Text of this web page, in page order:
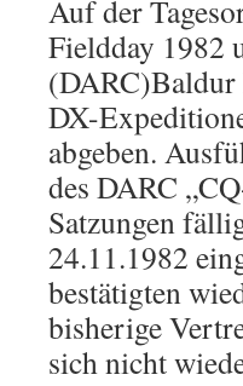
Auf der
Fieldday 1982
(DARC)Baldur
DX-
abgeben.
des DARC
Satzungen
24.11.1982
bestätigten
bisherige
sich nicht